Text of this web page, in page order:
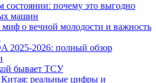
почему это выгодно
машин
о вечной молодости и важность
2025-2026: полный обзор
бывает ТСУ
Китая: реальные цифры и